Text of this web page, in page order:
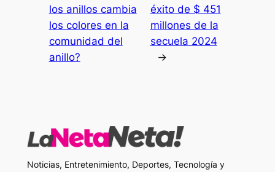
los anillos cambia
los colores en la
comunidad del
anillo?
éxito de $ 451
millones de la
secuela 2024
→
Noticias, Entretenimiento, Deportes, Tecnología y